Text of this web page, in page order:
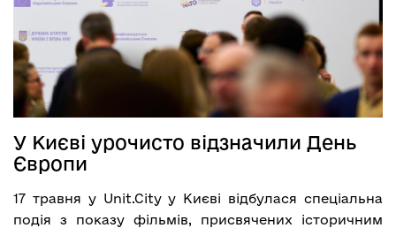
У Києві урочисто відзначили День
Європи
17 травня у Unit.City у Києві відбулася спеціальна
подія з показу фільмів, присвячених історичним